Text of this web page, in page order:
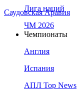
Саудовская Аравия
Лига наций
ЧМ 2026
Чемпионаты
Англия
Испания
АПЛ Top News